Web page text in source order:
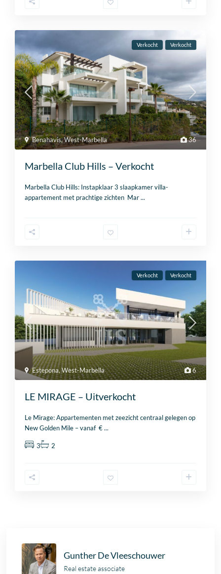
36
Benahavis,West-Marbella
Verkocht Verkocht
Marbella Club Hills – Verkocht
Marbella Club Hills: Instapklaar 3 slaapkamer villa-
appartement met prachtige zichten Mar...
6
Estepona,West-Marbella
Verkocht Verkocht
LE MIRAGE – Uitverkocht
Le Mirage: Appartementen met zeezicht centraal gelegen op
New Golden Mile – vanaf €...
3 2
Gunther De Vleeschouwer
Real estate associate